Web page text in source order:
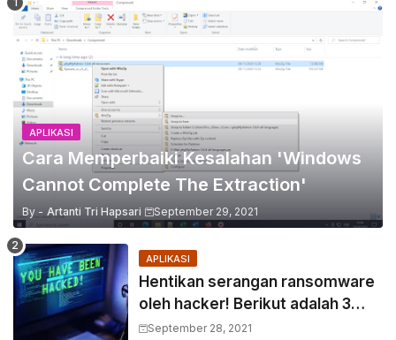
APLIKASI
Cara Memperbaiki Kesalahan 'Windows
Cannot Complete The Extraction'
By - Artanti Tri Hapsari September 29, 2021
APLIKASI
Hentikan serangan ransomware
oleh hacker! Berikut adalah 3
cara melakukannya
September 28, 2021